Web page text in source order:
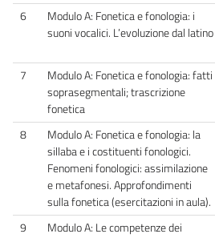
6
Modulo A: Fonetica e fonologia: i
suoni vocalici. L’evoluzione dal latino
7
Modulo A: Fonetica e fonologia: fatti
soprasegmentali; trascrizione
fonetica
8
Modulo A: Fonetica e fonologia: la
sillaba e i costituenti fonologici.
Fenomeni fonologici: assimilazione
e metafonesi. Approfondimenti
sulla fonetica (esercitazioni in aula).
9
Modulo A: Le competenze dei